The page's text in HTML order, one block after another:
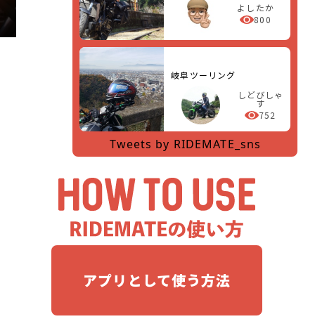
よしたか
800
岐阜ツーリング
しどびしゃ
す
752
Tweets by RIDEMATE_sns
アプリとして使う方法